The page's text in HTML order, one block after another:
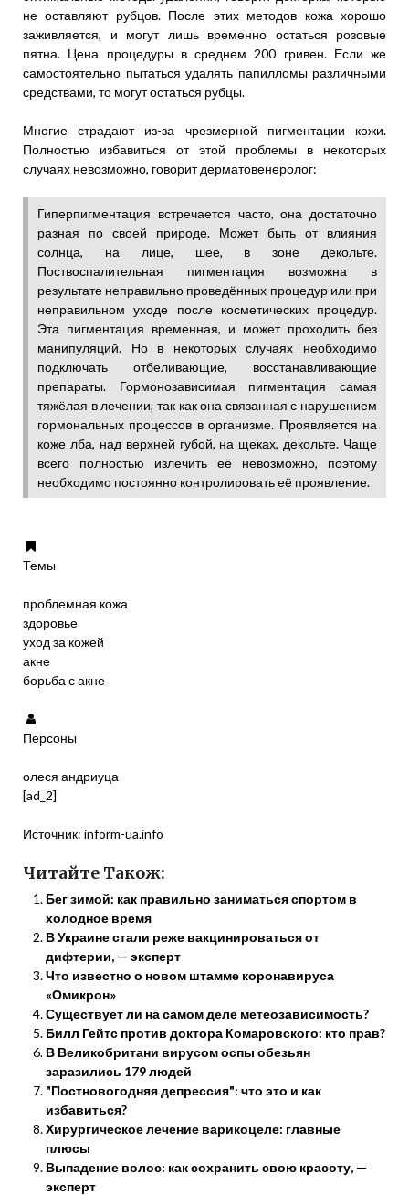
не оставляют рубцов. После этих методов кожа хорошо
заживляется, и могут лишь временно остаться розовые
пятна. Цена процедуры в среднем 200 гривен. Если же
самостоятельно пытаться удалять папилломы различными
средствами, то могут остаться рубцы.
Многие страдают из-за чрезмерной пигментации кожи.
Полностью избавиться от этой проблемы в некоторых
случаях невозможно, говорит дерматовенеролог:
Гиперпигментация встречается часто, она достаточно
разная по своей природе. Может быть от влияния
солнца, на лице, шее, в зоне декольте.
Поствоспалительная пигментация возможна в
результате неправильно проведённых процедур или при
неправильном уходе после косметических процедур.
Эта пигментация временная, и может проходить без
манипуляций. Но в некоторых случаях необходимо
подключать отбеливающие, восстанавливающие
препараты. Гормонозависимая пигментация самая
тяжёлая в лечении, так как она связанная с нарушением
гормональных процессов в организме. Проявляется на
коже лба, над верхней губой, на щеках, декольте. Чаще
всего полностью излечить её невозможно, поэтому
необходимо постоянно контролировать её проявление.
Темы
проблемная кожа
здоровье
уход за кожей
акне
борьба с акне
Персоны
олеся андриуца
[ad_2]
Источник: inform-ua.info
Читайте Також:
Бег зимой: как правильно заниматься спортом в
холодное время
В Украине стали реже вакцинироваться от
дифтерии, — эксперт
Что известно о новом штамме коронавируса
«Омикрон»
Существует ли на самом деле метеозависимость?
Билл Гейтс против доктора Комаровского: кто прав?
В Великобритани вирусом оспы обезьян
заразились 179 людей
"Постновогодняя депрессия": что это и как
избавиться?
Хирургическое лечение варикоцеле: главные
плюсы
Выпадение волос: как сохранить свою красоту, —
эксперт